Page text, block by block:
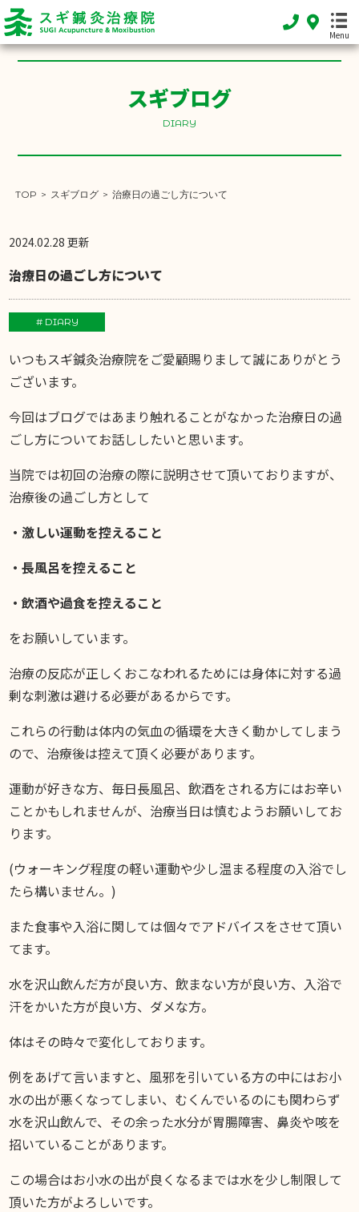
Menu
ホーム
HOME
FEATURE
MENU
店舗案内
DIARY
スギブログ
DIARY
TOP > スギブログ > 治療日の過ごし方について
2024.02.28 更新
治療日の過ごし方について
# DIARY
いつもスギ鍼灸治療院をご愛顧賜りまして誠にありがとう
ございます。
今回はブログではあまり触れることがなかった治療日の過
ごし方についてお話ししたいと思います。
当院では初回の治療の際に説明させて頂いておりますが、
治療後の過ごし方として
・激しい運動を控えること
・長風呂を控えること
・飲酒や過食を控えること
をお願いしています。
治療の反応が正しくおこなわれるためには身体に対する過
剰な刺激は避ける必要があるからです。
これらの行動は体内の気血の循環を大きく動かしてしまう
ので、治療後は控えて頂く必要があります。
運動が好きな方、毎日長風呂、飲酒をされる方にはお辛い
ことかもしれませんが、治療当日は慎むようお願いしてお
ります。
(ウォーキング程度の軽い運動や少し温まる程度の入浴でし
たら構いません。)
また食事や入浴に関しては個々でアドバイスをさせて頂い
てます。
水を沢山飲んだ方が良い方、飲まない方が良い方、入浴で
汗をかいた方が良い方、ダメな方。
体はその時々で変化しております。
例をあげて言いますと、風邪を引いている方の中にはお小
水の出が悪くなってしまい、むくんでいるのにも関わらず
水を沢山飲んで、その余った水分が胃腸障害、鼻炎や咳を
招いていることがあります。
この場合はお小水の出が良くなるまでは水を少し制限して
頂いた方がよろしいです。